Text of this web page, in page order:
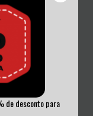
de desconto para